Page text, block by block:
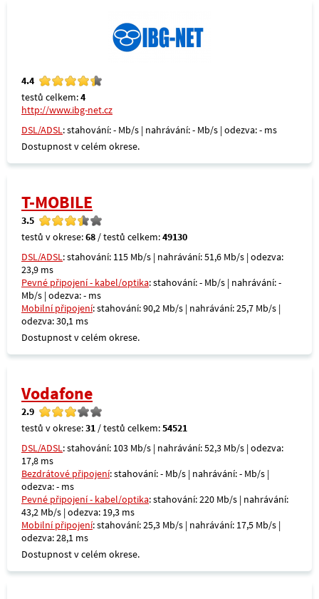
4.4
testů celkem:4
http://www.ibg-net.cz
DSL/ADSL: stahování: - Mb/s | nahrávání: - Mb/s | odezva: - ms
Dostupnost v celém okrese.
T-MOBILE
3.5
testů v okrese:68 / testů celkem:49130
DSL/ADSL: stahování: 115 Mb/s | nahrávání: 51,6 Mb/s | odezva:
23,9 ms
Pevné připojení - kabel/optika: stahování: - Mb/s | nahrávání: -
Mb/s | odezva: - ms
Mobilní připojení: stahování: 90,2 Mb/s | nahrávání: 25,7 Mb/s |
odezva: 30,1 ms
Dostupnost v celém okrese.
Vodafone
2.9
testů v okrese:31 / testů celkem:54521
DSL/ADSL: stahování: 103 Mb/s | nahrávání: 52,3 Mb/s | odezva:
17,8 ms
Bezdrátové připojení: stahování: - Mb/s | nahrávání: - Mb/s |
odezva: - ms
Pevné připojení - kabel/optika: stahování: 220 Mb/s | nahrávání:
43,2 Mb/s | odezva: 19,3 ms
Mobilní připojení: stahování: 25,3 Mb/s | nahrávání: 17,5 Mb/s |
odezva: 28,1 ms
Dostupnost v celém okrese.